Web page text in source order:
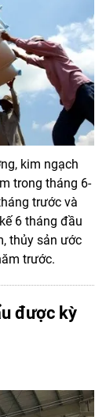
kim ngạch
trong tháng 6-
trước và
6 tháng đầu
thủy sản ước
trước.
được kỳ